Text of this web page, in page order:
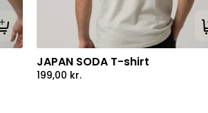
Tilføj til kurv
JAPAN SODA T-shirt
199,00 kr.